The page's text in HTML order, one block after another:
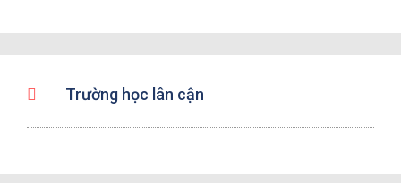
Trường học lân cận